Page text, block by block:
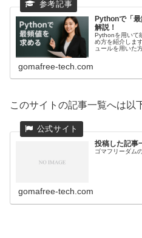
Pythonで「
解説！
Pythonを用いて
め方を紹介しま
ュールを用いた
gomafree-tech.com
このサイトの記事一覧へは以
投稿した記事
ゴマフリーダム
gomafree-tech.com